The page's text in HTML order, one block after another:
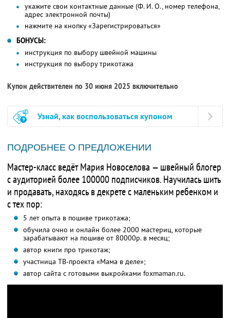
укажите свои контактные данные (Ф. И. О., номер телефона,
адрес электронной почты)
нажмите на кнопку «Зарегистрироваться»
БОНУСЫ:
инструкция по выбору швейной машины
инструкция по выбору трикотажа
Купон действителен по 30 июня 2025 включительно
Узнай, как воспользоваться купоном
ПОДРОБНЕЕ О ПРЕДЛОЖЕНИИ
Мастер-класс ведёт Мария Новоселова — швейный блогер
с аудиторией более 100000 подписчиков. Научилась шить
и продавать, находясь в декрете с маленьким ребенком и
с тех пор:
5 лет опыта в пошиве трикотажа;
обучила очно и онлайн более 2000 мастериц, которые
зарабатывают на пошиве от 80000р. в месяц;
автор книги про трикотаж;
участница ТВ-проекта «Мама в деле»;
автор сайта с готовыми выкройками foxmaman.ru.